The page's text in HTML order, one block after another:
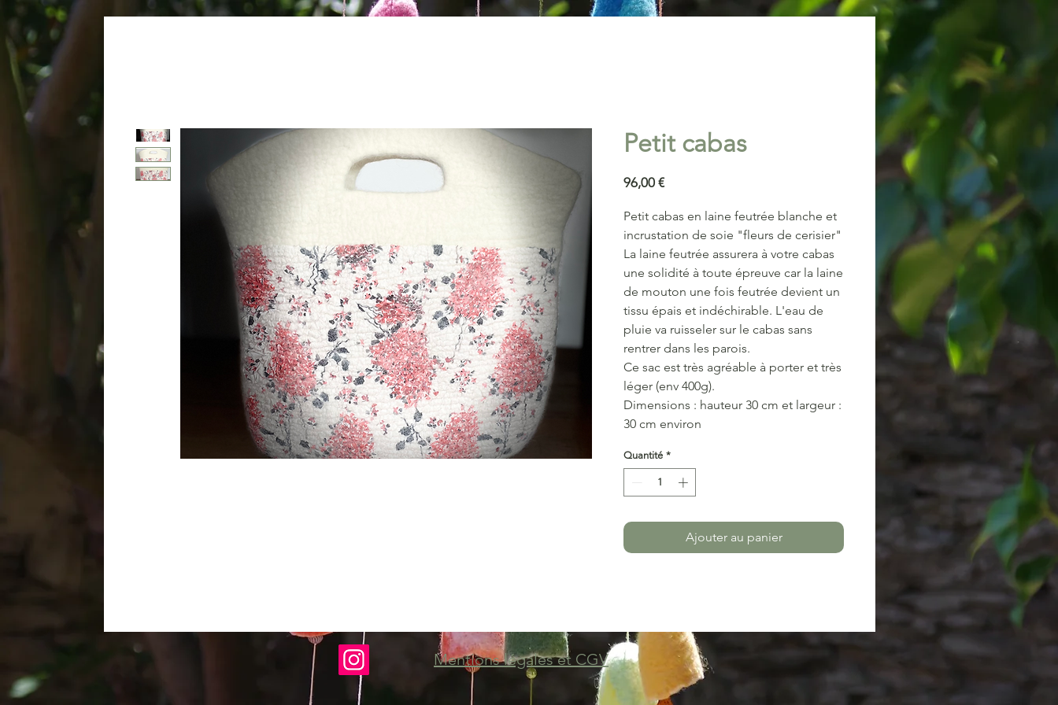
Petit cabas
96,00 €Prix
Petit cabas en laine feutrée blanche et
incrustation de soie "fleurs de cerisier"
La laine feutrée assurera à votre cabas
une solidité à toute épreuve car la laine
de mouton une fois feutrée devient un
tissu épais et indéchirable. L'eau de
pluie va ruisseler sur le cabas sans
rentrer dans les parois.
Ce sac est très agréable à porter et très
léger (env 400g).
Dimensions : hauteur 30 cm et largeur :
30 cm environ
Quantité *
Ajouter au panier
Mentions légales et CGV